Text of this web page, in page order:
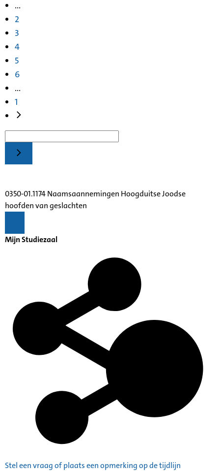
...
2
3
4
5
6
...
1
0350-01.1174 Naamsaannemingen Hoogduitse Joodse
hoofden van geslachten
Mijn Studiezaal
Stel een vraag of plaats een opmerking op de tijdlijn